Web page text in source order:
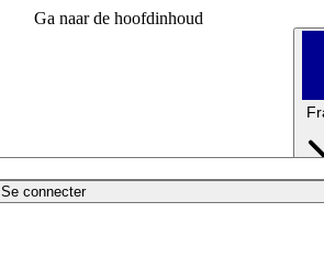
Ga naar de hoofdinhoud
Se connecter